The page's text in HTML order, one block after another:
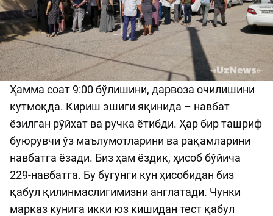
Ҳамма соат 9:00 бўлишини, дарвоза очилишини
кутмоқда. Кириш эшиги яқинида – навбат
ёзилган рўйхат ва ручка ётибди. Ҳар бир ташриф
буюрувчи ўз маълумотларини ва рақамларини
навбатга ёзади. Биз ҳам ёздик, ҳисоб бўйича
229-навбатга. Бу бугунги кун ҳисобидан биз
қабул қилинмаслигимизни англатади. Чунки
марказ кунига икки юз кишидан тест қабул